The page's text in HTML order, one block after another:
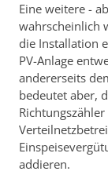
Eine weitere -
wahrscheinlich
die Installation
PV-Anlage
andererseits
bedeutet aber,
addieren.